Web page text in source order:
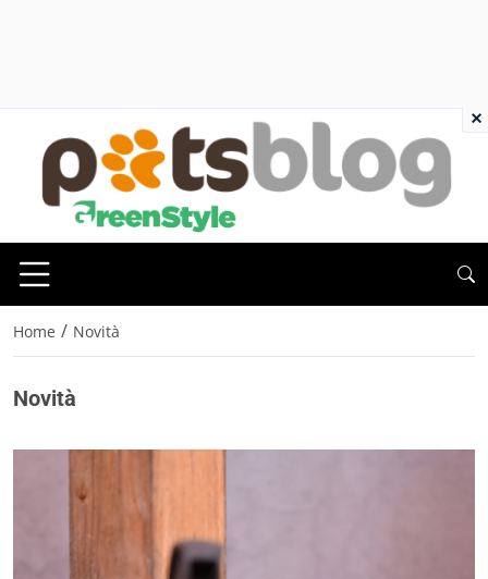
Home / Novità
Novità
×